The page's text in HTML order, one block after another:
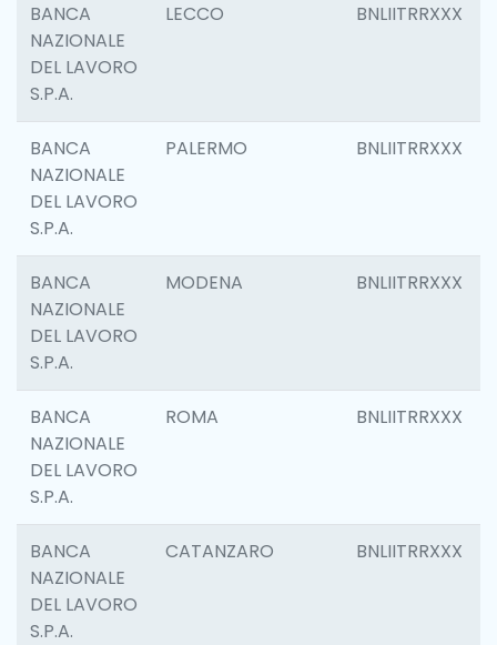
BANCA
NAZIONALE
DEL LAVORO
S.P.A.
LECCO BNLIITRRXXX
BANCA
NAZIONALE
DEL LAVORO
S.P.A.
PALERMO BNLIITRRXXX
BANCA
NAZIONALE
DEL LAVORO
S.P.A.
MODENA BNLIITRRXXX
BANCA
NAZIONALE
DEL LAVORO
S.P.A.
ROMA BNLIITRRXXX
BANCA
NAZIONALE
DEL LAVORO
S.P.A.
CATANZARO BNLIITRRXXX